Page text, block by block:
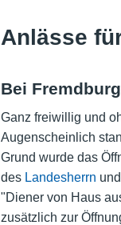
Anlässe
Bei
Ganz freiwillig und
Augenscheinlich
Grund wurde das
des Landesherrn
"Diener von Haus
zusätzlich zur